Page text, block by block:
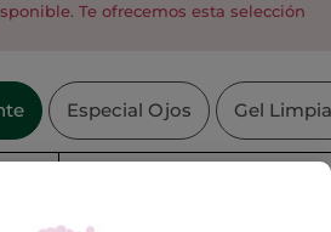
Te ofrecemos esta selección
Especial Ojos Gel